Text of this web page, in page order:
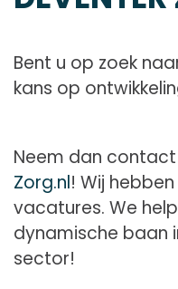
Bent u op zoek
kans op
Neem dan
Zorg.nl! Wij
vacatures. We
dynamische baan
sector!